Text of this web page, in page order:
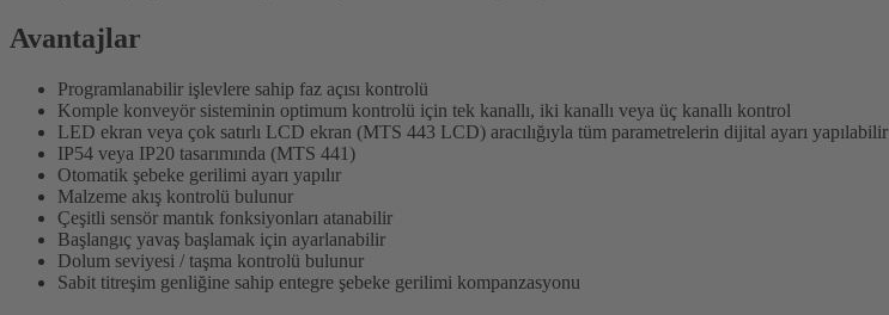
Avantajlar
Programlanabilir işlevlere sahip faz açısı kontrolü
Komple konveyör sisteminin optimum kontrolü için tek kanallı, iki kanallı veya üç kanallı kontrol
LED ekran veya çok satırlı LCD ekran (MTS 443 LCD) aracılığıyla tüm parametrelerin dijital ayarı yapılabilir
IP54 veya IP20 tasarımında (MTS 441)
Otomatik şebeke gerilimi ayarı yapılır
Malzeme akış kontrolü bulunur
Çeşitli sensör mantık fonksiyonları atanabilir
Başlangıç yavaş başlamak için ayarlanabilir
Dolum seviyesi / taşma kontrolü bulunur
Sabit titreşim genliğine sahip entegre şebeke gerilimi kompanzasyonu